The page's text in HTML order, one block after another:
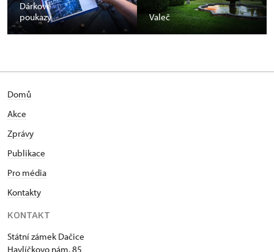
Dárkové
poukazy
Valeč
Domů
Akce
Zprávy
Publikace
Pro média
Kontakty
KONTAKT
Státní zámek Dačice
Havlíčkovo nám. 85